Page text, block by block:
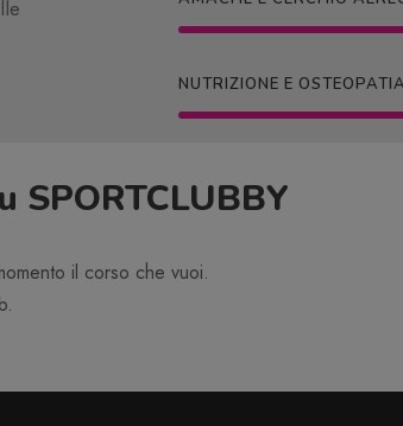
NUTRIZIONE E OSTEOPATIA
il corso che vuoi.